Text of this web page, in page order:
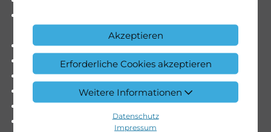
Akzeptieren
Erforderliche Cookies akzeptieren
Weitere Informationen
Datenschutz
Impressum
Assist: Rückfahrkamera
Assist: Tempomat
Assist: Totwinkel-Assistent
Aussenspiegel elektrisch einklappbar
Dekor: Verkleidung Rückwand
Einstieggriff an Ecksäule hinten rechts